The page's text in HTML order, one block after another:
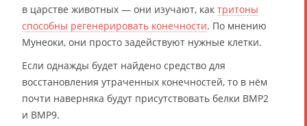
в царстве животных — они изучают, как тритоны
способны регенерировать конечности. По мнению
Мунеоки, они просто задействуют нужные клетки.
Если однажды будет найдено средство для
восстановления утраченных конечностей, то в нём
почти наверняка будут присутствовать белки BMP2
и BMP9.